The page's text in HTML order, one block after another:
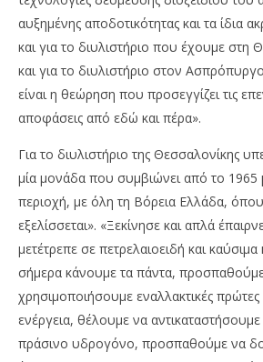
αυξημένης αποδοτικότητας και τα ίδια
και για το διυλιστήριο που έχουμε στη
και για το διυλιστήριο στον
είναι η θεώρηση που προσεγγίζει τις
αποφάσεις από εδώ και πέρα».
Για το διυλιστήριο της Θεσσαλονίκης
μία μονάδα που συμβιώνει από το 1965
περιοχή, με όλη τη Βόρεια Ελλάδα,
εξελίσσεται». «Ξεκίνησε και απλά
μετέτρεπε σε πετρελαιοειδή και καύσιμα
σήμερα κάνουμε τα πάντα,
χρησιμοποιήσουμε εναλλακτικές
ενέργεια, θέλουμε να
πράσινο υδρογόνο, προσπαθούμε να